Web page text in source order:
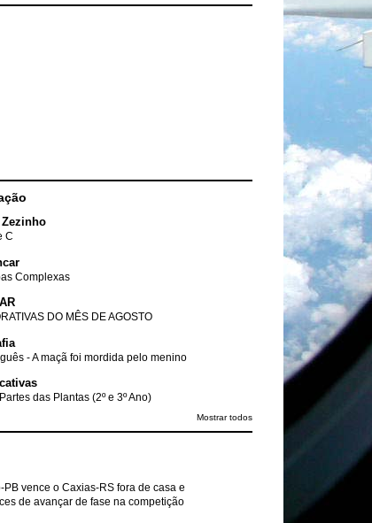
C
Complexas
DO MÊS DE AGOSTO
- A maçã foi mordida pelo menino
das Plantas (2º e 3º Ano)
Mostrar todos
PB vence o Caxias-RS fora de casa e
de avançar de fase na competição